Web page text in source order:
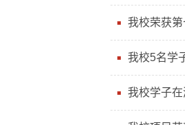
我校荣获第
我校5名学
我校学子